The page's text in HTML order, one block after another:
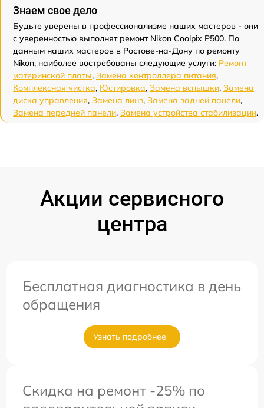
Знаем свое дело
Будьте уверены в профессионализме наших мастеров - они
с уверенностью выполнят ремонт Nikon Coolpix P500. По
данным наших мастеров в Ростове-на-Дону по ремонту
Nikon, наиболее востребованы следующие услуги: Ремонт
материнской платы, Замена контроллера питания,
Комплексная чистка, Юстировка, Замена вспышки, Замена
диска управления, Замена линз, Замена задней панели,
Замена передней панели, Замена устройства стабилизации.
Акции сервисного
центра
Бесплатная диагностика в день
обращения
Узнать подробнее
Скидка на ремонт -25% по